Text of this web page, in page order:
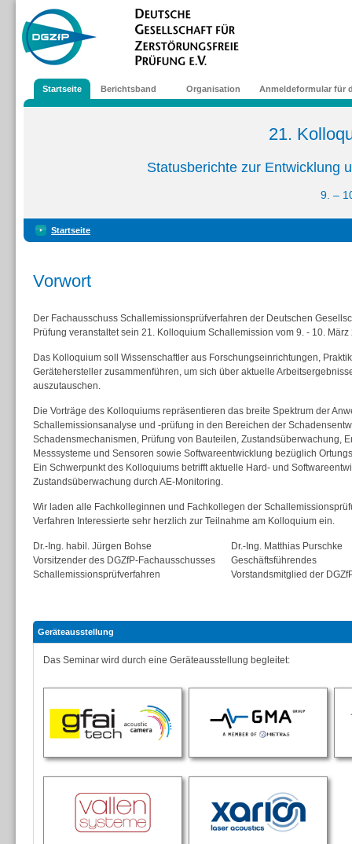
Startseite Berichtsband Organisation Anmeldeformular für
21.
Statusberichte zur Entwicklung
9. –
Startseite
Vorwort
Der Fachausschuss Schallemissionsprüfverfahren der Deutschen
Prüfung veranstaltet sein 21. Kolloquium Schallemission vom 9. - 10.
Das Kolloquium soll Wissenschaftler aus Forschungseinrichtungen,
Gerätehersteller zusammenführen, um sich über aktuelle
auszutauschen.
Die Vorträge des Kolloquiums repräsentieren das breite Spektrum der
Schallemissionsanalyse und -prüfung in den Bereichen der
Schadensmechanismen, Prüfung von Bauteilen, Zustandsüberwachung,
Messsysteme und Sensoren sowie Softwareentwicklung bezüglich
Ein Schwerpunkt des Kolloquiums betrifft aktuelle Hard- und
Zustandsüberwachung durch AE-Monitoring.
Wir laden alle Fachkolleginnen und Fachkollegen der
Verfahren Interessierte sehr herzlich zur Teilnahme am Kolloquium ein.
Dr.-Ing. habil. Jürgen Bohse
Vorsitzender des DGZfP-Fachausschusses
Schallemissionsprüfverfahren
Dr.-Ing. Matthias Purschke
Geschäftsführendes
Vorstandsmitglied der
Geräteausstellung
Das Seminar wird durch eine Geräteausstellung begleitet: